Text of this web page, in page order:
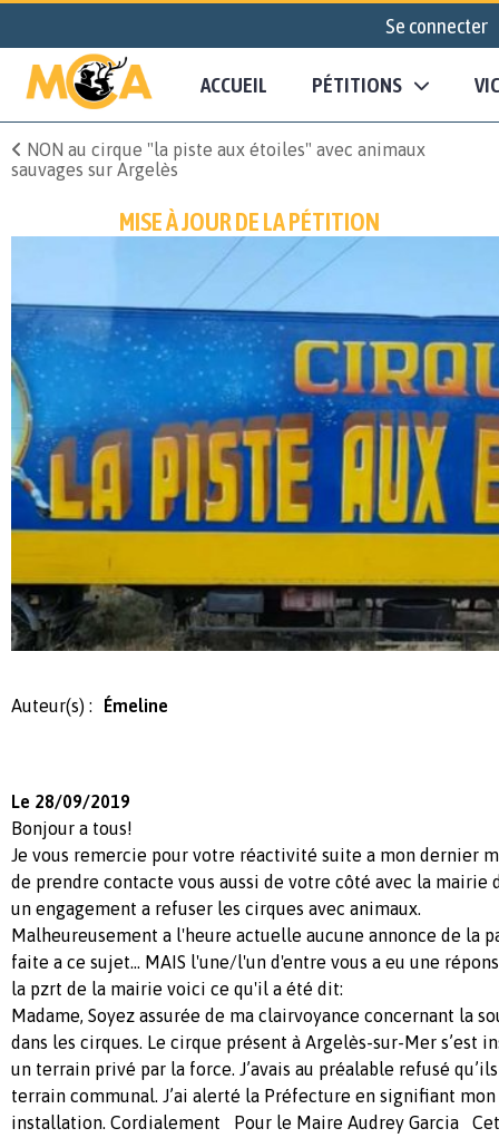
Se connecter
ACCUEIL PÉTITIONS
NON au cirque "la piste aux étoiles" avec animaux
sauvages sur Argelès
MISE À JOUR DE LA PÉTITION
Auteur(s) : Émeline
Le 28/09/2019
Bonjour a tous!
Je vous remercie pour votre réactivité suite a mon dernier
de prendre contacte vous aussi de votre côté avec la mairie
un engagement a refuser les cirques avec animaux.
Malheureusement a l'heure actuelle aucune annonce de la
faite a ce sujet... MAIS l'une/l'un d'entre vous a eu une
la pzrt de la mairie voici ce qu'il a été dit:
Madame, Soyez assurée de ma clairvoyance concernant la
dans les cirques. Le cirque présent à Argelès-sur-Mer s’est
un terrain privé par la force. J’avais au préalable refusé
terrain communal. J’ai alerté la Préfecture en signifiant
installation. Cordialement Pour le Maire Audrey Garcia